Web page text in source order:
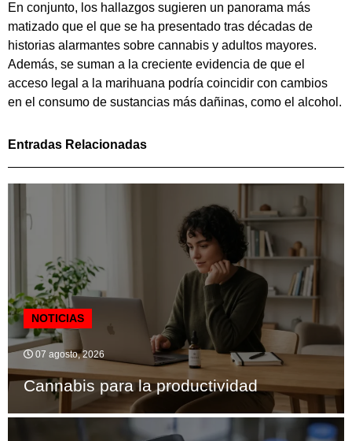
En conjunto, los hallazgos sugieren un panorama más
matizado que el que se ha presentado tras décadas de
historias alarmantes sobre cannabis y adultos mayores.
Además, se suman a la creciente evidencia de que el
acceso legal a la marihuana podría coincidir con cambios
en el consumo de sustancias más dañinas, como el alcohol.
Entradas Relacionadas
NOTICIAS
07 agosto, 2026
Cannabis para la productividad